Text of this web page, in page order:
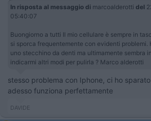
In risposta al messaggio di marcoalderotti del
05:40:07
Buongiorno a tutti Il mio cellulare è sempre in
si sporca frequentemente con evidenti problemi.
uno stecchino da denti ma ultimamente sembra
indicarmi altri modi per pulirla ? Marco alderotti
stesso problema con Iphone, ci ho
adesso funziona perfettamente
DAVIDE